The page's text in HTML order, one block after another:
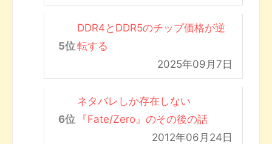
DDR4とDDR5のチップ価格が逆
転する
2025年09月7日
ネタバレしか存在しない
『Fate/Zero』のその後の話
2012年06月24日